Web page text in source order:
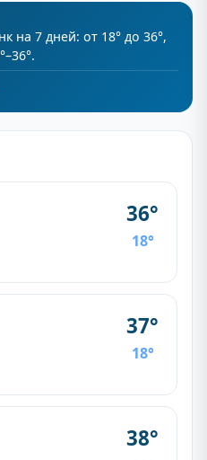
на 7 дней: от 18° до 36°,
36°
18°
37°
18°
38°